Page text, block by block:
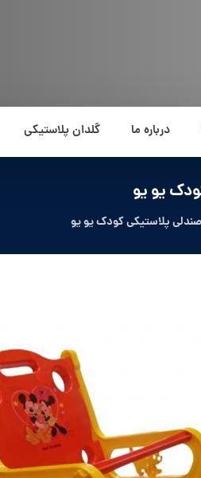
درباره ما گلدان پلاستیکی
یو یو
پلاستیکی کودک یو یو